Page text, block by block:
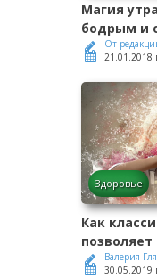
Магия
бодрым и
От
21.01.2018
Здоровье
Как
позволяет
Валерия
30.05.2019